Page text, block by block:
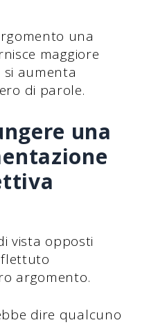
una
maggiore
aumenta
di parole.
una
vista opposti
argomento.
dire qualcuno